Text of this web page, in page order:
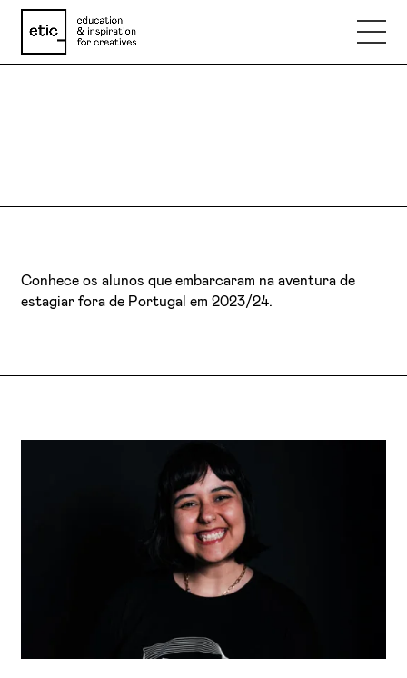
Mensagem
Política de Privacidade
Conhece os alunos que embarcaram na aventura de
estagiar fora de Portugal em 2023/24.